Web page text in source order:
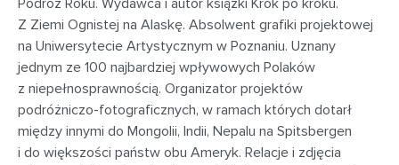
Podróż Roku. Wydawca i autor książki Krok po kroku.
Z Ziemi Ognistej na Alaskę. Absolwent grafiki projektowej
na Uniwersytecie Artystycznym w Poznaniu. Uznany
jednym ze 100 najbardziej wpływowych Polaków
z niepełnosprawnością. Organizator projektów
podróżniczo-fotograficznych, w ramach których dotarł
między innymi do Mongolii, Indii, Nepalu na Spitsbergen
i do większości państw obu Ameryk. Relacje i zdjęcia